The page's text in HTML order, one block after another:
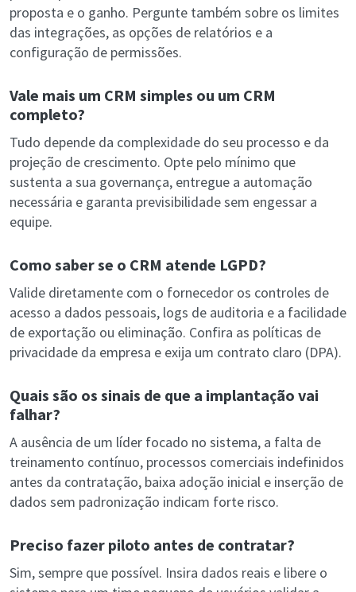
proposta e o ganho. Pergunte também sobre os limites
das integrações, as opções de relatórios e a
configuração de permissões.
Vale mais um CRM simples ou um CRM
completo?
Tudo depende da complexidade do seu processo e da
projeção de crescimento. Opte pelo mínimo que
sustenta a sua governança, entregue a automação
necessária e garanta previsibilidade sem engessar a
equipe.
Como saber se o CRM atende LGPD?
Valide diretamente com o fornecedor os controles de
acesso a dados pessoais, logs de auditoria e a facilidade
de exportação ou eliminação. Confira as políticas de
privacidade da empresa e exija um contrato claro (DPA).
Quais são os sinais de que a implantação vai
falhar?
A ausência de um líder focado no sistema, a falta de
treinamento contínuo, processos comerciais indefinidos
antes da contratação, baixa adoção inicial e inserção de
dados sem padronização indicam forte risco.
Preciso fazer piloto antes de contratar?
Sim, sempre que possível. Insira dados reais e libere o